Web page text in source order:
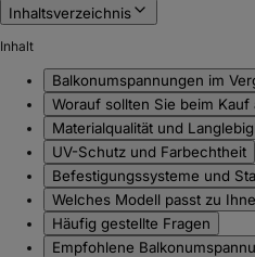
Inhaltsverzeichnis
Inhalt
Balkonumspannungen im
Worauf sollten Sie beim Kauf
Materialqualität und
UV-Schutz und Farbechtheit
Befestigungssysteme und
Welches Modell passt zu
Häufig gestellte Fragen
Empfohlene